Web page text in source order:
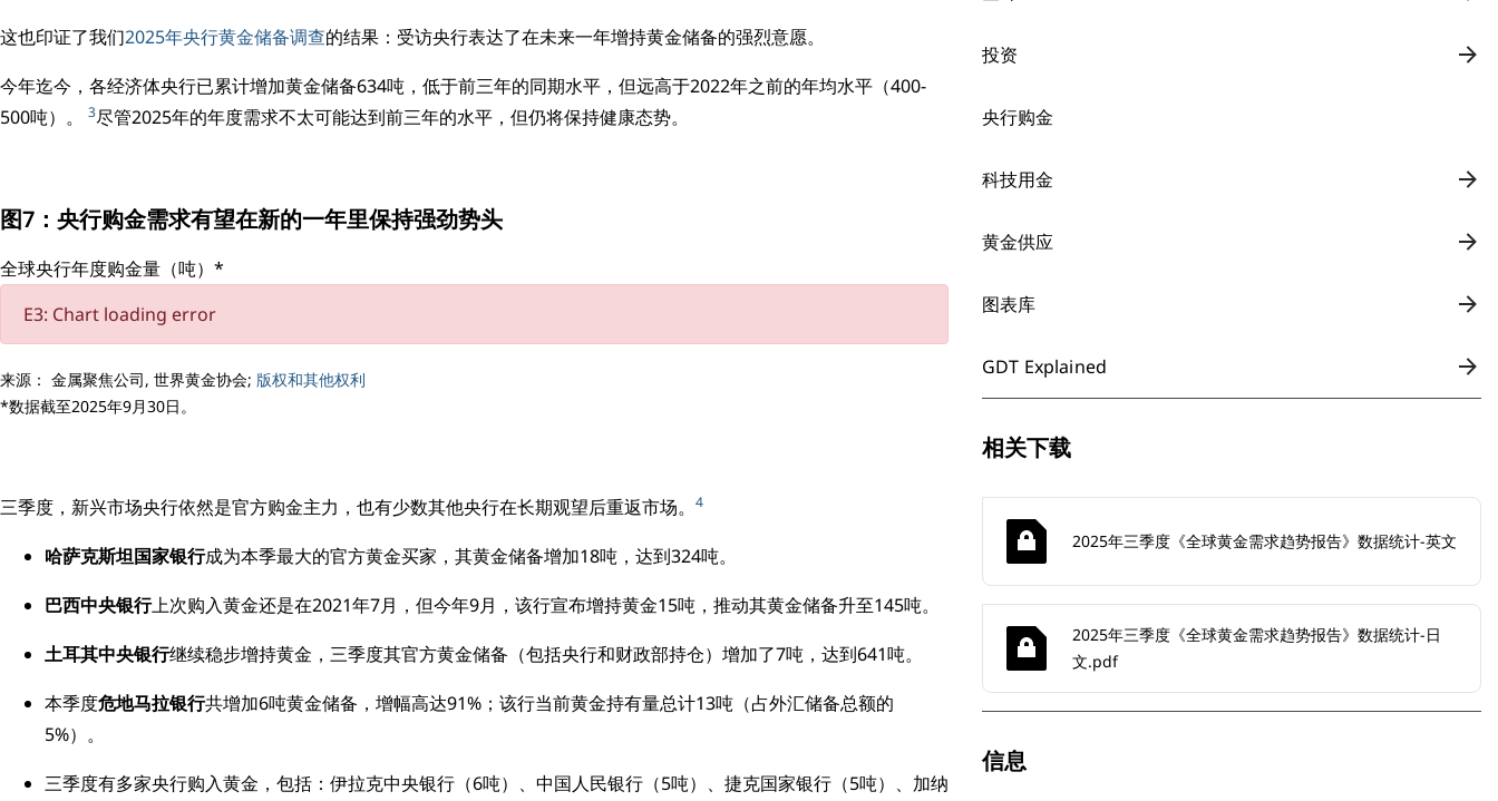
投资
央行购金
科技用金
黄金供应
图表库
GDT Explained
相关下载
2025年三季度《全球黄金需求趋势报告》数据统计-英文
2025年三季度《全球黄金需求趋势报告》数据统计-日
文.pdf
信息
这也印证了我们2025年央行黄金储备调查的结果：受访央行表达了在未来一年增持黄金储备的强烈意愿。
今年迄今，各经济体央行已累计增加黄金储备634吨，低于前三年的同期水平，但远高于2022年之前的年均水平（400-
500吨）。
3尽管2025年的年度需求不太可能达到前三年的水平，但仍将保持健康态势。
图7：央行购金需求有望在新的一年里保持强劲势头
全球央行年度购金量（吨）*
E3: Chart loading error
来源： 金属聚焦公司, 世界黄金协会; 版权和其他权利
*数据截至2025年9月30日。
三季度，新兴市场央行依然是官方购金主力，也有少数其他央行在长期观望后重返市场。 4
哈萨克斯坦国家银行成为本季最大的官方黄金买家，其黄金储备增加18吨，达到324吨。
巴西中央银行上次购入黄金还是在2021年7月，但今年9月，该行宣布增持黄金15吨，推动其黄金储备升至145吨。
土耳其中央银行继续稳步增持黄金，三季度其官方黄金储备（包括央行和财政部持仓）增加了7吨，达到641吨。
本季度危地马拉银行共增加6吨黄金储备，增幅高达91%；该行当前黄金持有量总计13吨（占外汇储备总额的
5%）。
三季度有多家央行购入黄金，包括：伊拉克中央银行（6吨）、中国人民银行（5吨）、捷克国家银行（5吨）、加纳